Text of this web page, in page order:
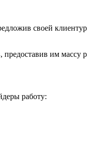
своей
им массу
работу: